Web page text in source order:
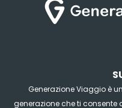
Generazione Viaggio è
generazione che ti consente